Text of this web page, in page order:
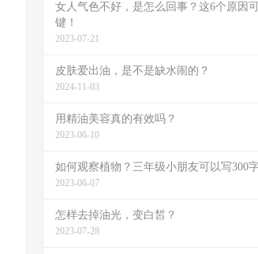
女人气色不好，是怎么回事？这6个原因
键！
2023-07-21
皮肤爱出油，是不是缺水闹的？
2024-11-03
用精油美容真的有效吗？
2023-06-10
如何观察植物？三年级小朋友可以写300
2023-06-07
怎样去掉油光，变白皙？
2023-07-28